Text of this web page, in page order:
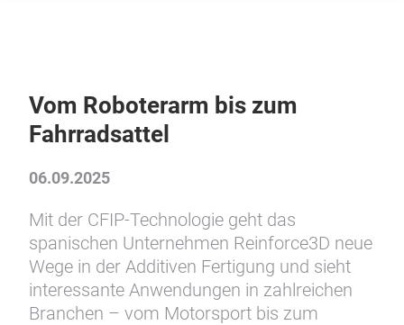
Vom Roboterarm bis zum
Fahrradsattel
06.09.2025
Mit der CFIP-Technologie geht das
spanischen Unternehmen Reinforce3D neue
Wege in der Additiven Fertigung und sieht
interessante Anwendungen in zahlreichen
Branchen – vom Motorsport bis zum